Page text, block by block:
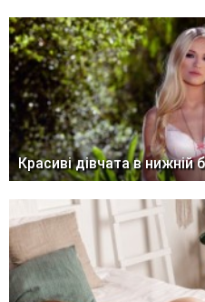
Красиві дівчата в нижній